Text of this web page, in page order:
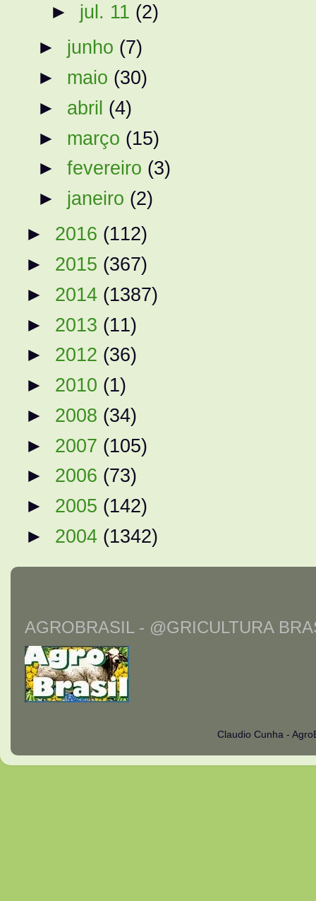
► jul. 11 (2)
► junho (7)
► maio (30)
► abril (4)
► março (15)
►fevereiro (3)
► janeiro (2)
► 2016 (112)
► 2015 (367)
► 2014 (1387)
► 2013 (11)
► 2012 (36)
► 2010 (1)
► 2008 (34)
► 2007 (105)
► 2006 (73)
► 2005 (142)
► 2004 (1342)
AGROBRASIL - @GRICULTURA
Claudio Cunha -